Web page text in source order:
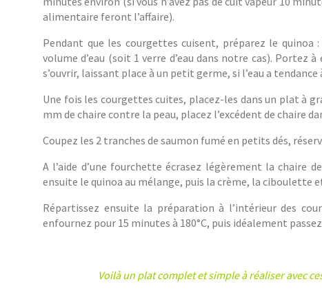
alimentaire feront l’affaire).
Pendant que les courgettes cuisent, préparez le
volume d’eau (soit 1 verre d’eau dans notre cas).
s’ouvrir, laissant place à un petit germe, si l’eau a
Une fois les courgettes cuites, placez-les dans un plat à
mm de chaire contre la peau, placez l’excédent de chaire
Coupez les 2 tranches de saumon fumé en petits dés,
A l’aide d’une fourchette écrasez légèrement la chaire
ensuite le quinoa au mélange, puis la crème, la ciboulette
Répartissez ensuite la préparation à l’intérieur des
enfournez pour 15 minutes à 180°C, puis idéalement
Voilà un plat complet et simple à réaliser avec